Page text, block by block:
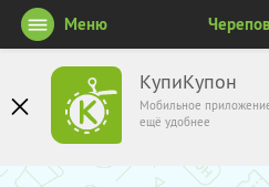
КупиКупон
Мобильное
ещё удобнее
Меню